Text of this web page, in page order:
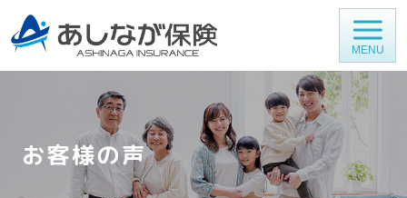
MENU
お客様の声